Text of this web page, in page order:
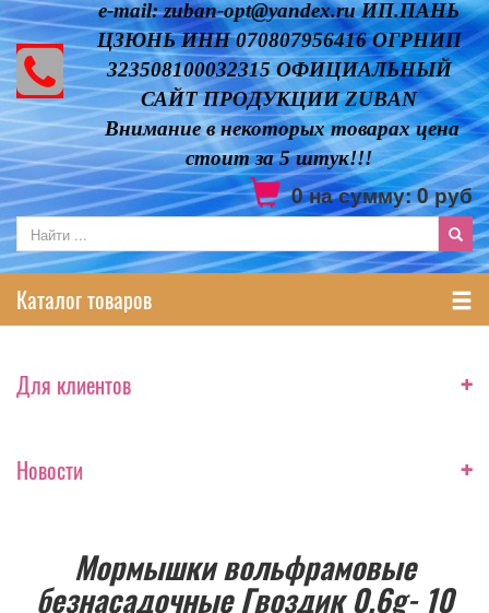
e-mail: zuban-opt@yandex.ru ИП.ПАНЬ
ЦЗЮНЬ ИНН 070807956416 ОГРНИП
323508100032315 ОФИЦИАЛЬНЫЙ
САЙТ ПРОДУКЦИИ ZUBAN
Внимание в некоторых товарах цена
стоит за 5 штук!!!
0на сумму:0руб
Каталог товаров
Для клиентов +
Новости +
Мормышки вольфрамовые
безнасадочные Гвоздик 0.6g- 10